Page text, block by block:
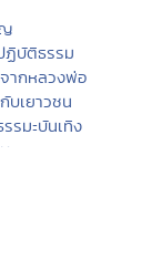
ฏิบัติธรรม
ากหลวงพ่อ
บเยาวชน
รมะบันเทิง
รรยาย